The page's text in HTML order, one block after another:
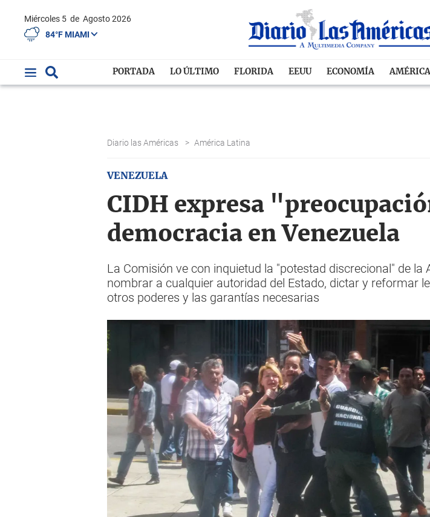
Miércoles 5 de Agosto 2026
84°F MIAMI
PORTADA LO ÚLTIMO FLORIDA EEUU ECONOMÍA
Diario las Américas > América Latina
VENEZUELA
CIDH expresa
democracia en Venezuela
La Comisión ve con inquietud la "potestad discrecional" de
nombrar a cualquier autoridad del Estado, dictar y reformar
otros poderes y las garantías necesarias